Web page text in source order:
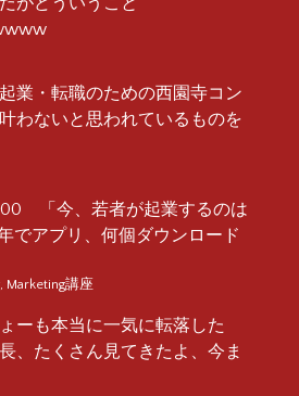
業・転職のための西園寺コン
わないと思われているものを
「今、若者が起業するのは
でアプリ、何個ダウンロード
, Marketing講座
ーも本当に一気に転落した
、たくさん見てきたよ、今ま